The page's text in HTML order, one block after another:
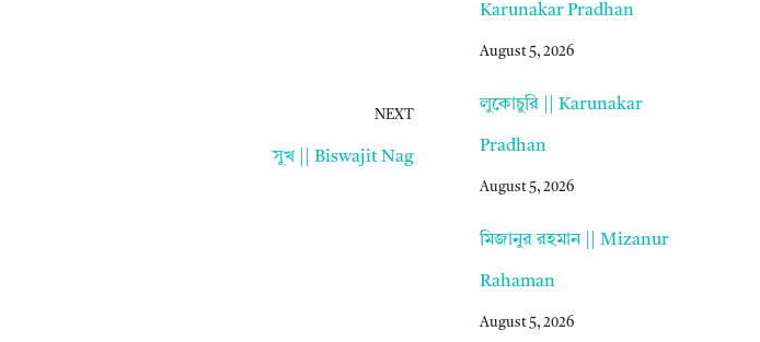
NEXT
সুখ || Biswajit Nag
Karunakar Pradhan
August 5, 2026
লুকোচুরি || Karunakar
Pradhan
August 5, 2026
মিজানুর রহমান || Mizanur
Rahaman
August 5, 2026